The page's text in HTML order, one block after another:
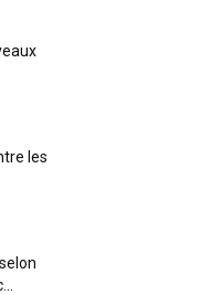
les